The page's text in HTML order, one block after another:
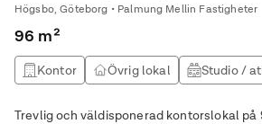
Högsbo, Göteborg • Palmung Mellin Fastigheter
96 m²
Kontor Övrig lokal
Studio /
Trevlig och väldisponerad kontorslokal på